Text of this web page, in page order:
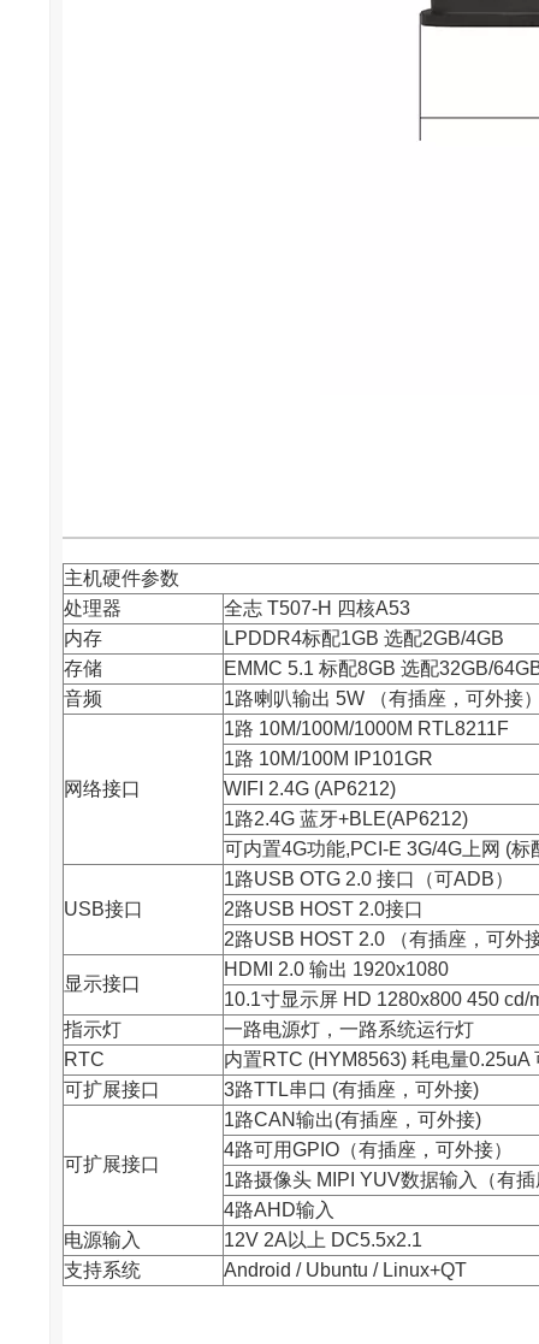
主机硬件参数
处理器
全志 T507-H 四核A53
内存
LPDDR4标配1GB 选配2GB/4GB
存储
EMMC 5.1 标配8GB 选配32GB/
音频
1路喇叭输出 5W （有插座，可外接
网络接口
1路 10M/100M/1000M RTL8211F
1路 10M/100M IP101GR
WIFI 2.4G (AP6212)
1路2.4G 蓝牙+BLE(AP6212)
可内置4G功能,PCI-E 3G/4G上网 (标
USB接口
1路USB OTG 2.0 接口（可ADB）
2路USB HOST 2.0接口
2路USB HOST 2.0 （有插座，可外
显示接口
HDMI 2.0 输出 1920x1080
10.1寸显示屏 HD 1280x800 450 cd/
指示灯
一路电源灯，一路系统运行灯
RTC
内置RTC (HYM8563) 耗电量0.25uA
可扩展接口
3路TTL串口 (有插座，可外接)
可扩展接口
1路CAN输出(有插座，可外接)
4路可用GPIO（有插座，可外接）
1路摄像头 MIPI YUV数据输入（有
4路AHD输入
电源输入
12V 2A以上 DC5.5x2.1
支持系统
Android / Ubuntu / Linux+QT